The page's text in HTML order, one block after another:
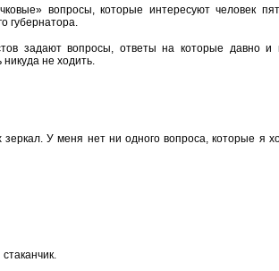
вопросы, которые интересуют человек
губернатора.
задают вопросы, ответы на которые давно и
никуда не ходить.
У меня нет ни одного вопроса, которые я